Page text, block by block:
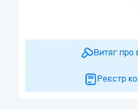
Витяг про
Реєстр